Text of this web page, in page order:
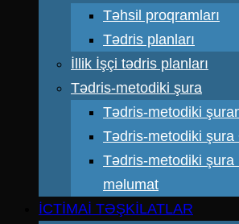
Təhsil proqramları
Tədris planları
İllik İşçi tədris planları
Tədris-metodiki şura
Tədris-metodiki
Tədris-metodiki
Tədris-metodiki şura
məlumat
İCTİMAİ TƏŞKİLATLAR